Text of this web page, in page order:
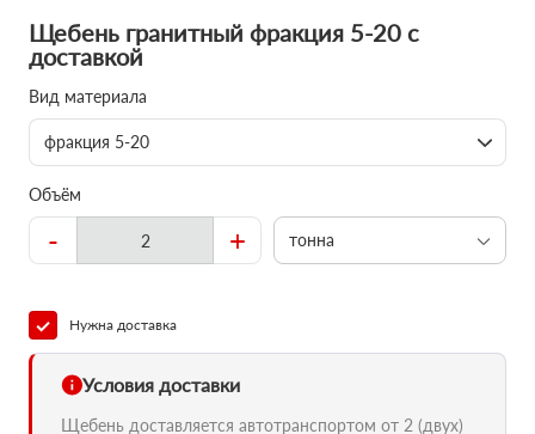
Щебень гранитный фракция 5-20 с
доставкой
Вид материала
фракция 5-20
Объём
- + тонна
Нужна доставка
Условия доставки
Щебень доставляется автотранспортом от 2 (двух)